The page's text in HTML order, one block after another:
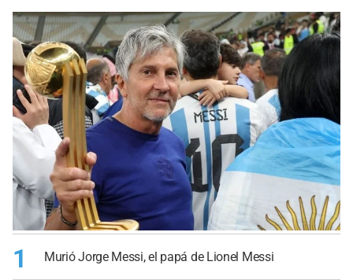
1 Murió Jorge Messi, el papá de Lionel Messi